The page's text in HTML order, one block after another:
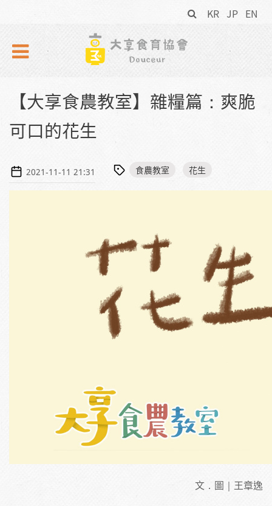
KR JP EN
搜
尋
表
【大享食農教室】雜糧篇：爽脆
可口的花生
2021-11-11 21:31 食農教室 花生
文．圖｜王章逸